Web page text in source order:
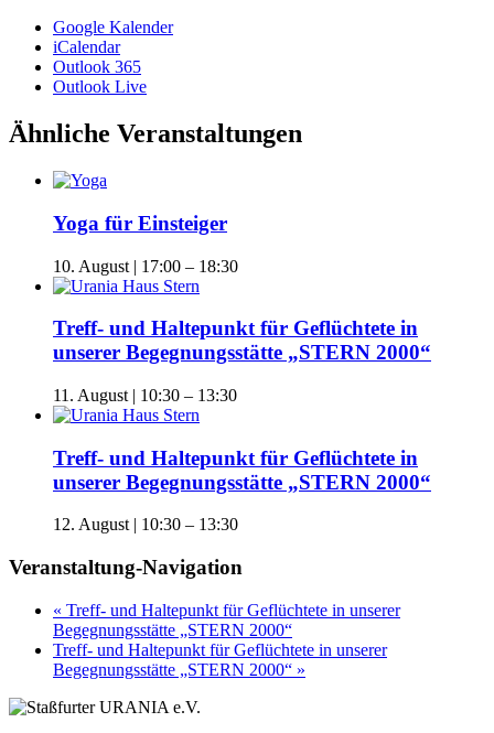
Google Kalender
iCalendar
Outlook 365
Outlook Live
Ähnliche Veranstaltungen
Yoga für Einsteiger
10. August | 17:00 – 18:30
Treff- und Haltepunkt für Geflüchtete in
unserer Begegnungsstätte „STERN 2000“
11. August | 10:30 – 13:30
Treff- und Haltepunkt für Geflüchtete in
unserer Begegnungsstätte „STERN 2000“
12. August | 10:30 – 13:30
Veranstaltung-Navigation
« Treff- und Haltepunkt für Geflüchtete in unserer
Begegnungsstätte „STERN 2000“
Treff- und Haltepunkt für Geflüchtete in unserer
Begegnungsstätte „STERN 2000“ »